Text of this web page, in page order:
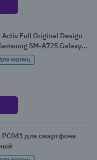
Full Original Design
SM-A725 Galaxy
юрлиц
для смартфона